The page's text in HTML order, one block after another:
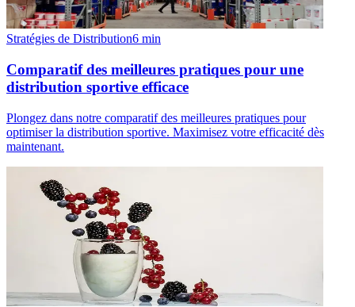
Stratégies de Distribution6 min
Comparatif des meilleures pratiques pour une
distribution sportive efficace
Plongez dans notre comparatif des meilleures pratiques pour
optimiser la distribution sportive. Maximisez votre efficacité dès
maintenant.